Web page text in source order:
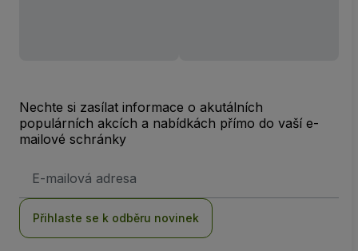
Nechte si zasílat informace o akutálních
populárních akcích a nabídkách přímo do vaší e-
mailové schránky
adresa
Přihlaste se k odběru novinek